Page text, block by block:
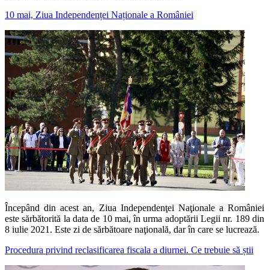
10 mai, Ziua Independenței Naționale a României
Începând din acest an, Ziua Independenţei Naţionale a României
este sărbătorită la data de 10 mai, în urma adoptării Legii nr. 189 din
8 iulie 2021. Este zi de sărbătoare naţională, dar în care se lucrează.
Procedura privind reclasificarea fiscala a diurnei. Ce trebuie să știi